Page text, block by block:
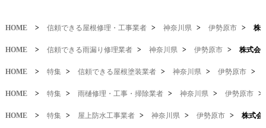
HOME > 信頼できる屋根修理・工事業者 > 神奈川県 > 伊勢原市 > 株
HOME > 信頼できる雨漏り修理業者 > 神奈川県 > 伊勢原市 > 株式会
HOME > 特集 > 信頼できる屋根塗装業者 > 神奈川県 > 伊勢原市 >
HOME > 特集 > 雨樋修理・工事・掃除業者 > 神奈川県 > 伊勢原市 >
HOME > 特集 > 屋上防水工事業者 > 神奈川県 > 伊勢原市 > 株式会